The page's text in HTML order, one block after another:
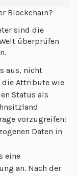
Blockchain?
sind die
überprüfen
aus, nicht
die Attribute wie
Status als
vorzugreifen:
Daten in
eine
an. Nach der